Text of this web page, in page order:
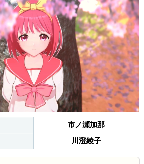
市ノ瀬加那
川澄綾子